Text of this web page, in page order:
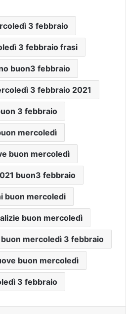
3 febbraio
3 febbraio frasi
buon3 febbraio
3 febbraio 2021
3 febbraio
mercoledì
buon mercoledì
buon3 febbraio
buon mercoledi
buon mercoledì
mercoledì 3 febbraio
buon mercoledì
3 febbraio